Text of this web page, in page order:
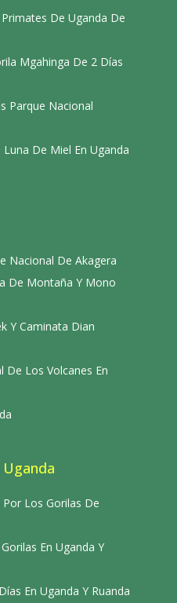
De Uganda De
Mgahinga De 2 Días
Parque Nacional
De Miel En Uganda
Nacional De Akagera
De Montaña Y Mono
Y Caminata Dian
De Los Volcanes En
Los Gorilas De
En Uganda Y
En Uganda Y Ruanda